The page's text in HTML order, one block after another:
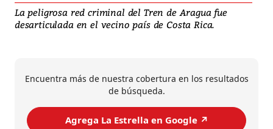
La peligrosa red criminal del Tren de Aragua fue
desarticulada en el vecino país de Costa Rica.
Encuentra más de nuestra cobertura en los resultados
de búsqueda.
Agrega La Estrella en Google ↗️